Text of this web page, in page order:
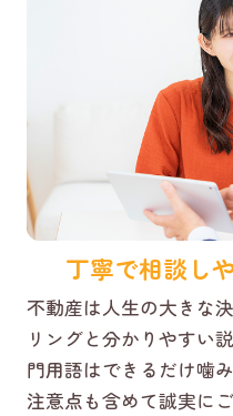
丁寧で相談し
不動産は人生の大きな
リングと分かりやすい
門用語はできるだけ噛
注意点も含めて誠実に